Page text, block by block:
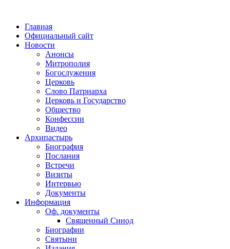
Главная
Официальный сайт
Новости
Анонсы
Митрополия
Богослужения
Церковь
Слово Патриарха
Церковь и Государство
Общество
Конфессии
Видео
Архипастырь
Биография
Послания
Встречи
Визиты
Интервью
Документы
Информация
Оф. документы
Священный Синод
Биографии
Святыни